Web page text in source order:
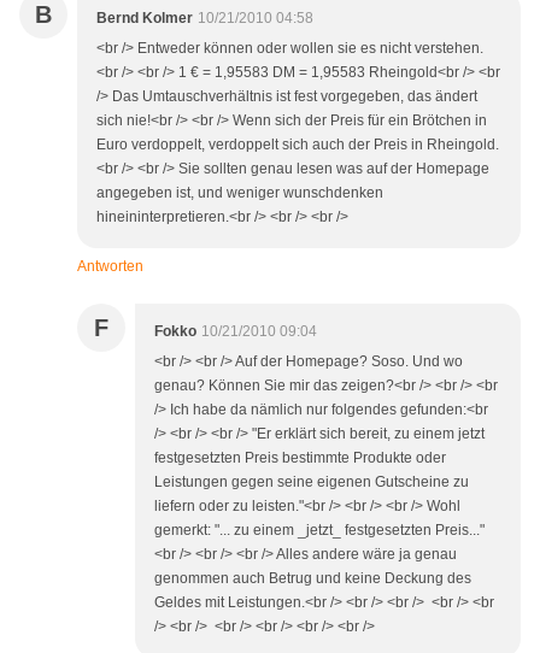
B Bernd Kolmer 10/21/2010 04:58
<br /> Entweder können oder wollen sie es nicht verstehen.
<br /> <br /> 1 € = 1,95583 DM = 1,95583 Rheingold<br /> <br
/> Das Umtauschverhältnis ist fest vorgegeben, das ändert
sich nie!<br /> <br /> Wenn sich der Preis für ein Brötchen in
Euro verdoppelt, verdoppelt sich auch der Preis in Rheingold.
<br /> <br /> Sie sollten genau lesen was auf der Homepage
angegeben ist, und weniger wunschdenken
hineininterpretieren.<br /> <br /> <br />
Antworten
F Fokko 10/21/2010 09:04
<br /> <br /> Auf der Homepage? Soso. Und wo
genau? Können Sie mir das zeigen?<br /> <br /> <br
/> Ich habe da nämlich nur folgendes gefunden:<br
/> <br /> <br /> "Er erklärt sich bereit, zu einem jetzt
festgesetzten Preis bestimmte Produkte oder
Leistungen gegen seine eigenen Gutscheine zu
liefern oder zu leisten."<br /> <br /> <br /> Wohl
gemerkt: "... zu einem _jetzt_ festgesetzten Preis..."
<br /> <br /> <br /> Alles andere wäre ja genau
genommen auch Betrug und keine Deckung des
Geldes mit Leistungen.<br /> <br /> <br /> <br /> <br
/> <br /> <br /> <br /> <br /> <br />